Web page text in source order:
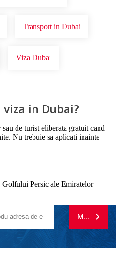
Transport in Dubai
Viza Dubai
in Dubai?
de turist eliberata gratuit cand
Nu trebuie sa aplicati inainte
Golfului Persic ale Emiratelor
MA